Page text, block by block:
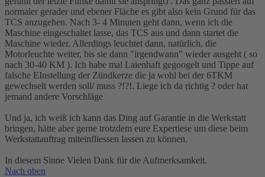
normaler gerader und ebener Fläche es gibt also kein Grund für das
TCS anzugehen. Nach 3- 4 Minuten geht dann, wenn ich die
Maschine eingeschaltet lasse, das TCS aus und dann startet die
Maschine wieder. Allerdings leuchtet dann, natürlich, die
Motorleuchte weiter, bis sie dann "irgendwann" wieder ausgeht ( so
nach 30-40 KM ). Ich habe mal Laienhaft gegoogelt und Tippe auf
falsche EInstellung der Zündkerze die ja wohl bei der 6TKM
gewechselt werden soll/ muss ?!?!. Liege ich da richtig ? oder hat
jemand andere Vorschläge
Und ja, ich weiß ich kann das Ding auf Garantie in die Werkstatt
bringen, hätte aber gerne trotzdem eure Expertiese um diese beim
Werkstattauftrag miteinfliessen lassen zu können.
In diesem Sinne Vielen Dank für die Aufmerksamkeit.
Nach oben